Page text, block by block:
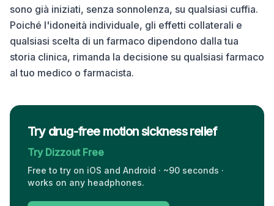
sono già iniziati, senza sonnolenza, su qualsiasi cuffia.
Poiché l'idoneità individuale, gli effetti collaterali e
qualsiasi scelta di un farmaco dipendono dalla tua
storia clinica, rimanda la decisione su qualsiasi farmaco
al tuo medico o farmacista.
Try drug-free motion sickness relief
Try Dizzout Free
Free to try on iOS and Android · ~90 seconds ·
works on any headphones.